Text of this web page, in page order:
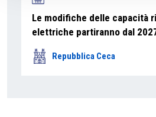
Le modifiche delle capacità
elettriche partiranno dal
Repubblica Ceca